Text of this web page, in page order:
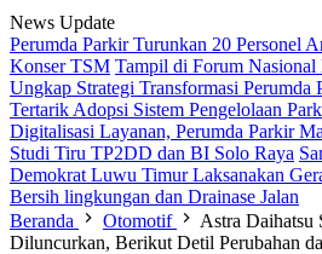
News Update
Perumda Parkir Turunkan 20 Personel
Konser TSM Tampil di Forum
Ungkap Strategi Transformasi Perumda
Tertarik Adopsi Sistem Pengelolaan
Digitalisasi Layanan, Perumda Parkir
Studi Tiru TP2DD dan BI Solo Raya
Demokrat Luwu Timur Laksanakan
Bersih lingkungan dan Drainase Jalan
Beranda
Otomotif
Astra Daihatsu
Diluncurkan, Berikut Detil Perubahan